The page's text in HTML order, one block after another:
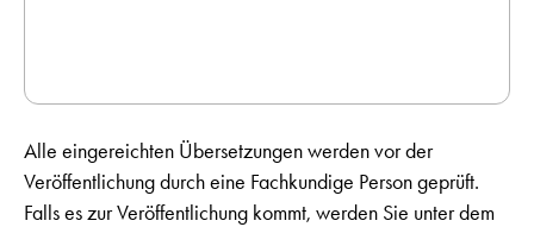
Alle eingereichten Übersetzungen werden vor der
Veröffentlichung durch eine Fachkundige Person geprüft.
Falls es zur Veröffentlichung kommt, werden Sie unter dem